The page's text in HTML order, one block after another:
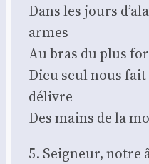
Dans les jours
armes
Au bras du plus
Dieu seul nous
délivre
Des mains de la
5. Sei­gneur, notre